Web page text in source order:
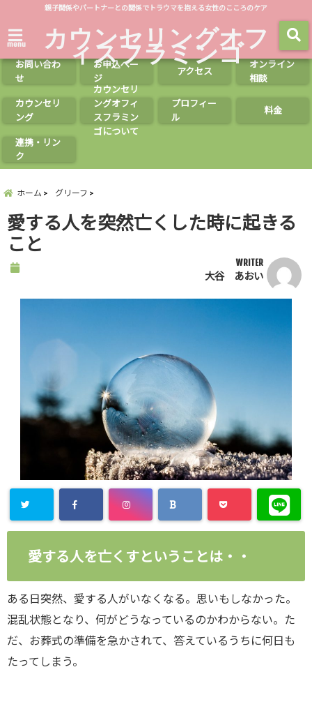
親子関係やパートナーとの関係でトラウマを抱える女性のこころのケア
menu カウンセリングオフ
ィスフラミンゴ
お問い合わ
せ
お申込ペー
ジ
アクセス
オンライン
相談
カウンセリ
ング
カウンセリ
ングオフィ
スフラミン
ゴについて
プロフィー
ル
料金
連携・リン
ク
ホーム グリーフ
愛する人を突然亡くした時に起きる
こと
WRITER
大谷 あおい
愛する人を亡くすということは・・
ある日突然、愛する人がいなくなる。思いもしなかった。
混乱状態となり、何がどうなっているのかわからない。た
だ、お葬式の準備を急かされて、答えているうちに何日も
たってしまう。